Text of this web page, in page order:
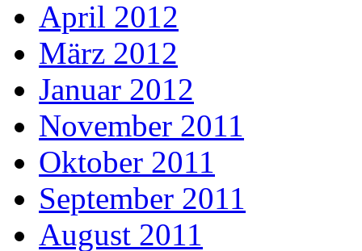
April 2012
März 2012
Januar 2012
November 2011
Oktober 2011
September 2011
August 2011